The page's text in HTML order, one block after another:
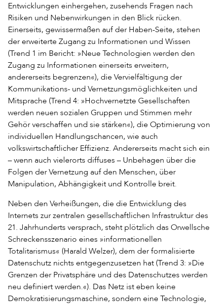
Entwicklungen einhergehen, zusehends Fragen nach
Risiken und Nebenwirkungen in den Blick rücken.
Einerseits, gewissermaßen auf der Haben-Seite, stehen
der erweiterte Zugang zu Informationen und Wissen
(Trend 1 im Bericht: »Neue Technologien werden den
Zugang zu Informationen einerseits erweitern,
andererseits begrenzen«), die Vervielfältigung der
Kommunikations- und Vernetzungsmöglichkeiten und
Mitsprache (Trend 4: »Hochvernetzte Gesellschaften
werden neuen sozialen Gruppen und Stimmen mehr
Gehör verschaffen und sie stärken«), die Optimierung von
individuellen Handlungschancen, wie auch
volkswirtschaftlicher Effizienz. Andererseits macht sich ein
– wenn auch vielerorts diffuses – Unbehagen über die
Folgen der Vernetzung auf den Menschen, über
Manipulation, Abhängigkeit und Kontrolle breit.
Neben den Verheißungen, die die Entwicklung des
Internets zur zentralen gesellschaftlichen Infrastruktur des
21. Jahrhunderts versprach, steht plötzlich das Orwellsche
Schreckensszenario eines »informationellen
Totalitarismus« (Harald Welzer), dem der formalisierte
Datenschutz nichts entgegenzusetzen hat (Trend 3: »Die
Grenzen der Privatsphäre und des Datenschutzes werden
neu definiert werden.«). Das Netz ist eben keine
Demokratisierungsmaschine, sondern eine Technologie,